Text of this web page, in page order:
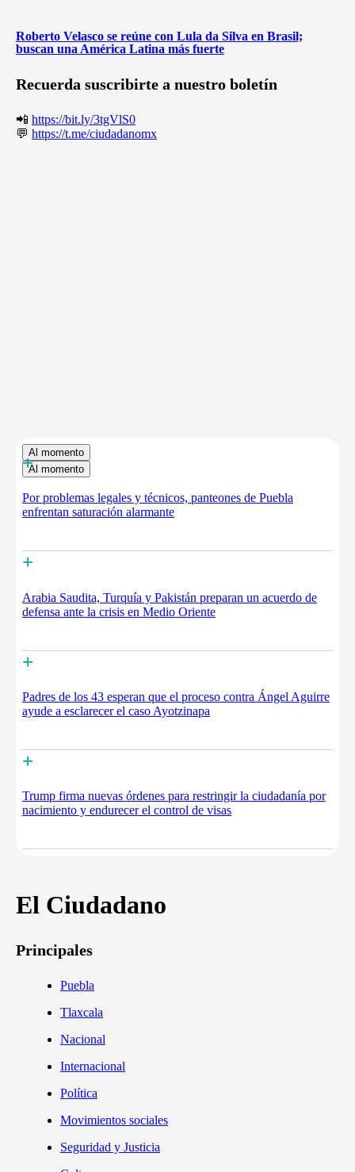
Roberto Velasco se reúne con Lula da Silva en Brasil;
buscan una América Latina más fuerte
Recuerda suscribirte a nuestro boletín
📲 https://bit.ly/3tgVlS0
💬 https://t.me/ciudadanomx
Al momento
Al momento
+
Por problemas legales y técnicos, panteones de Puebla
enfrentan saturación alarmante
+
Arabia Saudita, Turquía y Pakistán preparan un acuerdo de
defensa ante la crisis en Medio Oriente
+
Padres de los 43 esperan que el proceso contra Ángel Aguirre
ayude a esclarecer el caso Ayotzinapa
+
Trump firma nuevas órdenes para restringir la ciudadanía por
nacimiento y endurecer el control de visas
El Ciudadano
Principales
Puebla
Tlaxcala
Nacional
Internacional
Política
Movimientos sociales
Seguridad y Justicia